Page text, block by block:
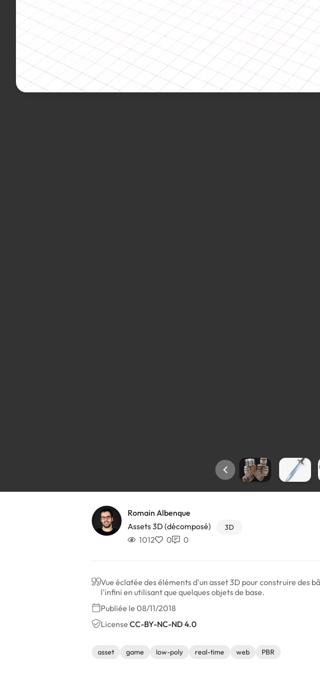
Romain Albenque
Assets 3D (décomposé)
3D
1012 0 0
Vue éclatée des éléments d'un asset 3D pour construire des
l'infini en utilisant que quelques objets de base.
Publiée le 08/11/2018
License CC-BY-NC-ND 4.0
asset game low-poly real-time web PBR